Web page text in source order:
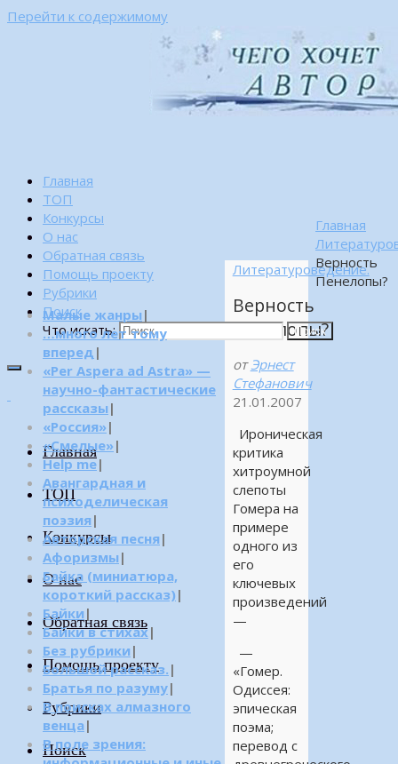
Перейти к содержимому
Главная
ТОП
Конкурсы
О нас
Обратная связь
Помощь проекту
Рубрики
Поиск
Что искать:
Поиск
Главная
ТОП
Конкурсы
О нас
Обратная связь
Помощь проекту
Рубрики
Поиск
Главная
Верность
Пенелопы?
Литературоведение.
Верность
Пенелопы?
от Эрнест
Стефанович
21.01.2007
Ироническая
критика
хитроумной
слепоты
Гомера на
примере
одного из
его
ключевых
произведений
—
—
«Гомер.
Одиссея:
эпическая
поэма;
перевод с
Малые жанры |
…много лет тому
вперед |
«Per Aspera ad Astra» —
научно-фантастические
рассказы |
«Россия» |
«Смелые» |
Help me|
Авангардная и
психоделическая
поэзия |
Авторская песня |
Афоризмы |
Байка (миниатюра,
короткий рассказ) |
Байки |
Байки в стихах |
Без рубрики |
Большой рассказ. |
Братья по разуму|
В поисках алмазного
венца |
В поле зрения: